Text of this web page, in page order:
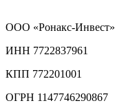
ООО «Ронакс-Инвест»
ИНН 7722837961
КПП 772201001
ОГРН 1147746290867